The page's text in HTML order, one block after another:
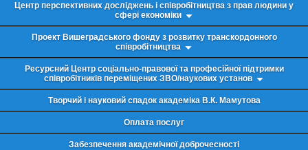
Центр перспективних досліджень і співробітництва з прав людини у
сфері економіки
Проект Вишеградського фонду з розвитку транскордонного
співробітництва
Ресурсний Центр соціально-правової та професійної підтримки
співробітників переміщених ЗВО/наукових установ
Творчий і науковий спадок академіка В.К. Мамутова
Оплата послуг
Забезпечення академічної доброчесності